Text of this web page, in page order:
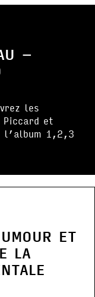
–
les
Piccard et
l’album 1,2,3
ET
LA